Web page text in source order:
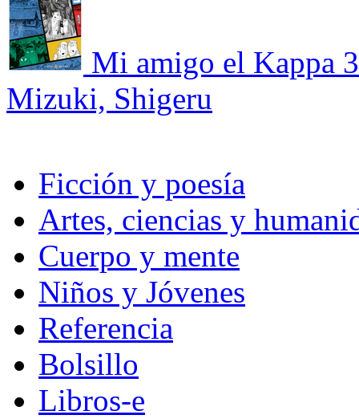
Mi amigo el Kappa 3
Mizuki, Shigeru
Ficción y poesía
Artes, ciencias y
Cuerpo y mente
Niños y Jóvenes
Referencia
Bolsillo
Libros-e